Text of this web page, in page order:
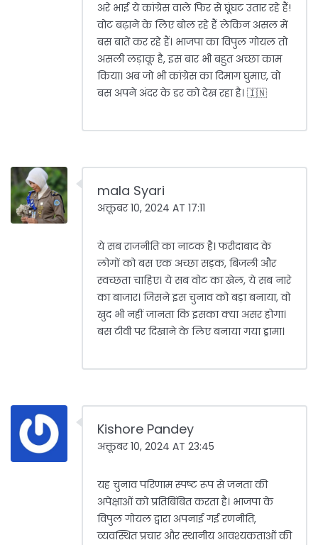
अरे भाई ये कांग्रेस वाले फिर से घूंघट उतार रहे हैं!
वोट बढ़ाने के लिए बोल रहे हैं लेकिन असल में
बस बातें कर रहे हैं। भाजपा का विपुल गोयल तो
असली लड़ाकू है, इस बार भी बहुत अच्छा काम
किया। अब जो भी कांग्रेस का दिमाग घुमाए, वो
बस अपने अंदर के डर को देख रहा है। 🇮🇳
mala Syari
अक्तूबर 10, 2024 AT 17:11
ये सब राजनीति का नाटक है। फरीदाबाद के
लोगों को बस एक अच्छा सड़क, बिजली और
स्वच्छता चाहिए। ये सब वोट का खेल, ये सब नारे
का बाजार। जिसने इस चुनाव को बड़ा बनाया, वो
खुद भी नहीं जानता कि इसका क्या असर होगा।
बस टीवी पर दिखाने के लिए बनाया गया ड्रामा।
Kishore Pandey
अक्तूबर 10, 2024 AT 23:45
यह चुनाव परिणाम स्पष्ट रूप से जनता की
अपेक्षाओं को प्रतिबिंबित करता है। भाजपा के
विपुल गोयल द्वारा अपनाई गई रणनीति,
व्यवस्थित प्रचार और स्थानीय आवश्यकताओं की